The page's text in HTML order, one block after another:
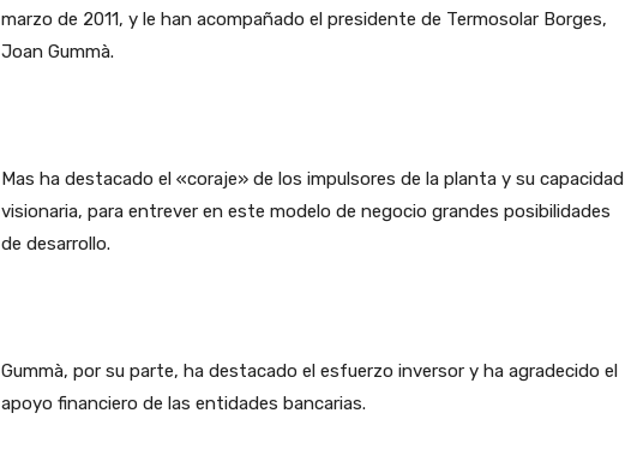
marzo de 2011, y le han acompañado el presidente de Termosolar Borges,
Joan Gummà.
Mas ha destacado el «coraje» de los impulsores de la planta y su capacidad
visionaria, para entrever en este modelo de negocio grandes posibilidades
de desarrollo.
Gummà, por su parte, ha destacado el esfuerzo inversor y ha agradecido el
apoyo financiero de las entidades bancarias.